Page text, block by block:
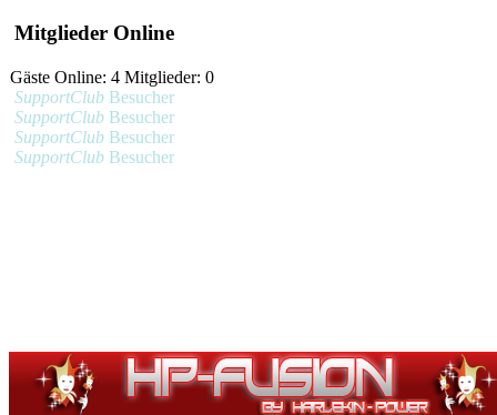
Mitglieder Online
Gäste Online: 4 Mitglieder: 0
SupportClub Besucher
SupportClub Besucher
SupportClub Besucher
SupportClub Besucher